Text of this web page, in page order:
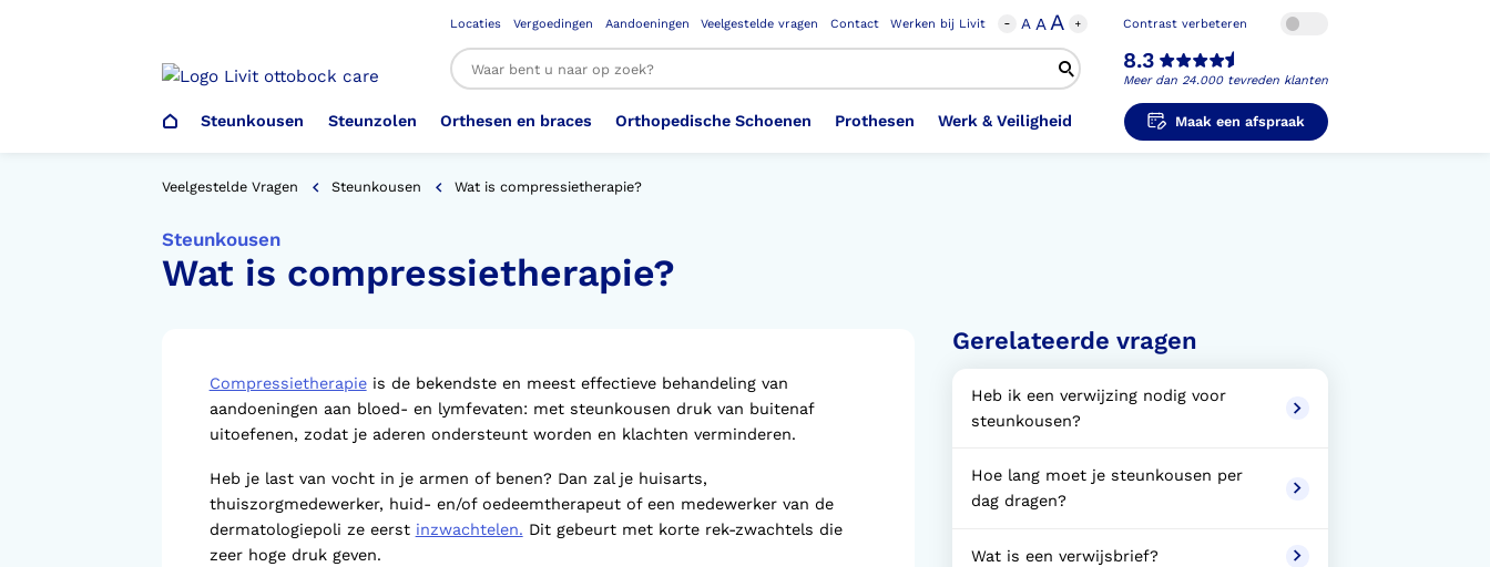
Locaties Vergoedingen Aandoeningen Veelgestelde vragen Contact Werken bij Livit A AA Contrast verbeteren
8.3
Meer dan 24.000 tevreden klanten
Steunkousen
Steunkousen (klasse 1)
Therapeutisch Elastische
Kousen (klasse 2)
Steunzolen
Steunzolen 3D geprinte steunzolen
Steunzolen in
Veiligheidsschoenen
Orthesen en braces
Arm Elleboog Been Knie
Pols Hand Duim
Romp Buik Rug Schouder
Orthopedische Schoenen
Schoenencatalogus Orthopedische Schoenen OSA
Orthopedische Pantoffels
Orthopedische Voorziening aan
Confectieschoen (OVAC)
Verbandschoen Werk en Veiligheid
Voorlopige orthopedische
schoenen (VLOS)
Prothesen
Armprothese Bovenbeenprothese
Heupprothese
Onderbeenprothese Schouderprothese
Werk & Veiligheid
Veiligheidsschoenen –
Werkgever
Veiligheidsschoenen –
Werknemer
Maak een afspraak
Veelgestelde Vragen Steunkousen Wat is compressietherapie?
Steunkousen
Wat is compressietherapie?
Compressietherapieis de bekendste en meest effectieve behandeling van
aandoeningen aan bloed- en lymfevaten: met steunkousen druk van buitenaf
uitoefenen, zodat je aderen ondersteunt worden en klachten verminderen.
Heb je last van vocht in je armen of benen? Dan zal je huisarts,
thuiszorgmedewerker, huid- en/of oedeemtherapeut of een medewerker van de
dermatologiepoli ze eerst inzwachtelen. Dit gebeurt met korte rek-zwachtels die
zeer hoge druk geven.
Gerelateerde vragen
Heb ik een verwijzing nodig voor
steunkousen?
Hoe lang moet je steunkousen per
dag dragen?
Wat is een verwijsbrief?